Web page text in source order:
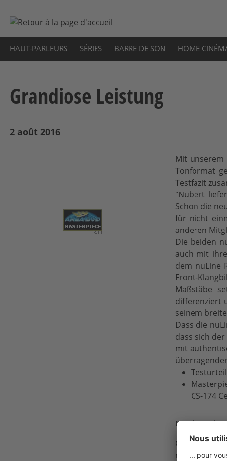
HAUT-PARLEURS SÉRIES BARRE DE SON HOME
Grandiose Leistung
2 août 2016
Mit unserem
Tonformat
Testfazit
"Nubert
Schon die
für nicht
anderen
Die beiden
auch mit
dem nuLine
Front-
Maßstäbe
differenziert
seinem
Dass die
dass sich
mit
CS-174
Den
Großes
man auch